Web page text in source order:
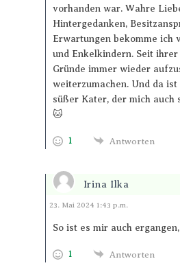
vorhanden war. Wahre
Hintergedanken,
Erwartungen bekomme ich
und Enkelkindern. Seit
Gründe immer wieder
weiterzumachen. Und da
süßer Kater, der mich auch
🐱
1 Antworten
Irina Ilka
Antworten
23. Mai 2024 1:43 p.m.
So ist es mir auch
1 Antworten